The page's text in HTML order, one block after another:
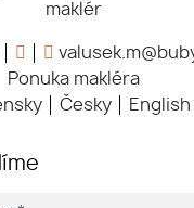
maklér
Ponuka makléra
Česky English